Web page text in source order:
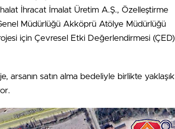
İhracat İmalat Üretim A.Ş., Özelleştirme
Genel Müdürlüğü Akköprü Atölye Müdürlüğü
için Çevresel Etki Değerlendirmesi (ÇED)
arsanın satın alma bedeliyle birlikte yaklaşık